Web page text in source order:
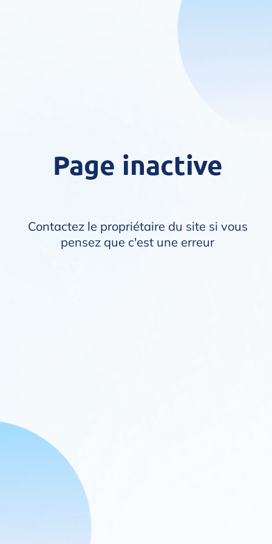
Page inactive
Contactez le propriétaire du site si vous
pensez que c'est une erreur